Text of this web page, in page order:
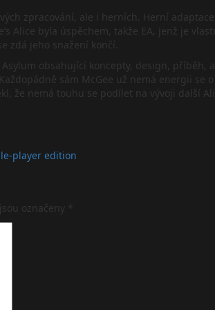
zpracování, ale i herních. Herní
Alice byla úspěchem, takže EA, jenž je
zdá jeho snažení končí.
obsahující koncepty, design,
sám McGee už nemá energii
že nemá touhu se podílet na vývoji další
player edition
označeny *